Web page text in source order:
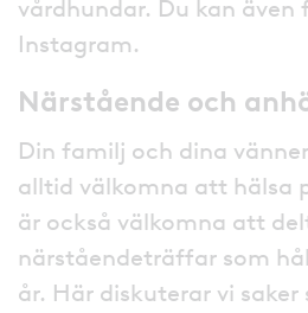
vårdhundar. Du kan även
Instagram.
Närstående och
Din familj och dina
alltid välkomna att hälsa
är också välkomna att
närståendeträffar som
år. Här diskuterar vi saker